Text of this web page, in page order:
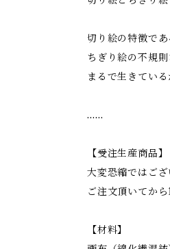
切り絵の特徴であ
ちぎり絵の不規
まるで生きてい
……
【受注生産商品】
大変恐縮ではござ
ご注文頂いてから
【材料】